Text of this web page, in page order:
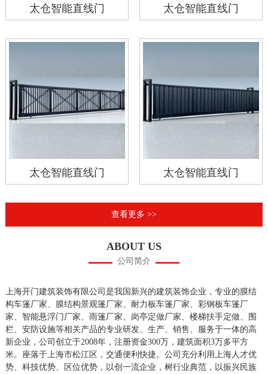
太仓智能直线门 太仓智能直线门
太仓智能直线门 太仓智能直线门
查看更多 >>
ABOUT US
公司简介
上海开门建筑装饰有限公司是我国新兴的建筑装饰企业，专业的膜结
构车篷厂家、膜结构景观篷厂家、耐力板车篷厂家、彩钢板车篷厂
家、智能悬浮门厂家、雨篷厂家、岗亭定做厂家、楼梯扶手定做、围
栏、安防设施等相关产品的专业研发、生产、销售、服务于一体的高
新企业，公司创立于2008年，注册资金300万，建筑面积3万多平方
米。座落于上海市松江区，交通便利快捷。公司充分利用上海人才优
势、科技优势、区位优势，以创一流企业，树行业典范，以振兴民族